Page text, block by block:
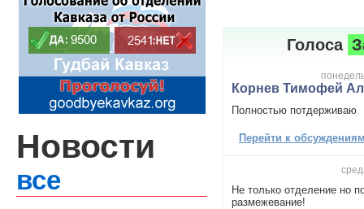
Голоса
Корнев Тимофей
Полностью потдерживаю
Перейти к
Не только отделение но
размежевание!
Новости
все